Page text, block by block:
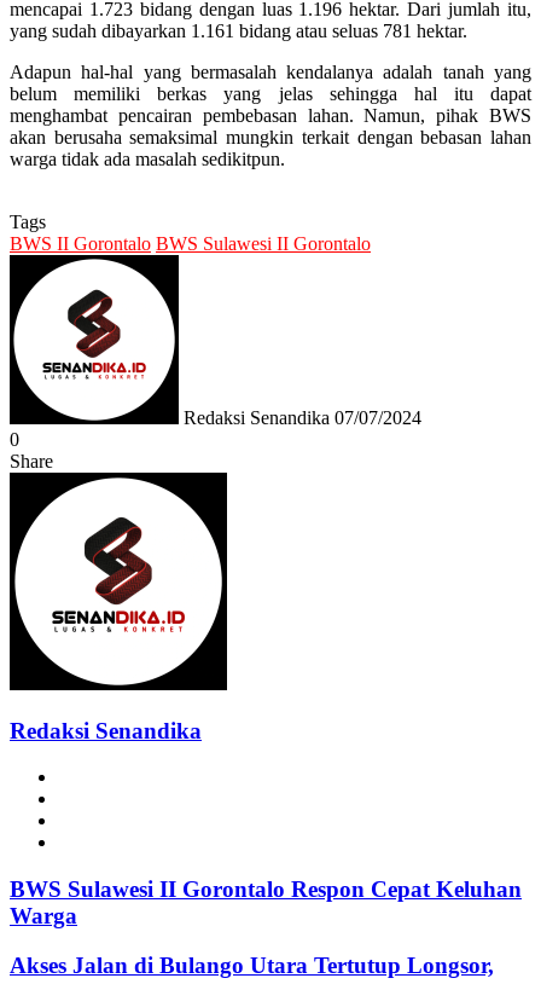
mencapai 1.723 bidang dengan luas 1.196 hektar. Dari jumlah itu,
yang sudah dibayarkan 1.161 bidang atau seluas 781 hektar.
Adapun hal-hal yang bermasalah kendalanya adalah tanah yang
belum memiliki berkas yang jelas sehingga hal itu dapat
menghambat pencairan pembebasan lahan. Namun, pihak BWS
akan berusaha semaksimal mungkin terkait dengan bebasan lahan
warga tidak ada masalah sedikitpun.
Tags
BWS II Gorontalo BWS Sulawesi II Gorontalo
Redaksi Senandika 07/07/2024
0
Share
Facebook
Messenger
Messenger
WhatsApp
Telegram
Redaksi Senandika
BWS Sulawesi II Gorontalo Respon Cepat Keluhan
Warga
Akses Jalan di Bulango Utara Tertutup Longsor,